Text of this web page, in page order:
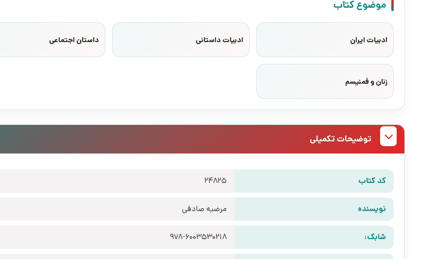
موضوع کتاب
ادبیات ایران ادبیات داستانی داستان اجتماعی
زنان و فمنیسم
توضیحات تکمیلی
کد کتاب 24825
نویسنده مرضیه صادقی
شابک: 978-6003530218